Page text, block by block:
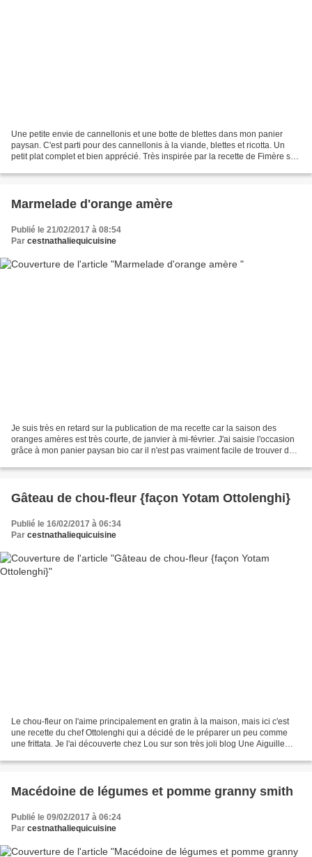
Une petite envie de cannellonis et une botte de blettes dans mon panier
paysan. C'est parti pour des cannellonis à la viande, blettes et ricotta. Un
petit plat complet et bien apprécié. Très inspirée par la recette de Fimère sur
Marmelade d'orange amère
Publié le 21/02/2017 à 08:54
Par cestnathaliequicuisine
Je suis très en retard sur la publication de ma recette car la saison des
oranges amères est très courte, de janvier à mi-février. J'ai saisie l'occasion
grâce à mon panier paysan bio car il n'est pas vraiment facile de trouver des
Gâteau de chou-fleur {façon Yotam Ottolenghi}
Publié le 16/02/2017 à 06:34
Par cestnathaliequicuisine
Le chou-fleur on l'aime principalement en gratin à la maison, mais ici c'est
une recette du chef Ottolenghi qui a décidé de le préparer un peu comme
une frittata. Je l'ai découverte chez Lou sur son très joli blog Une Aiguille
Macédoine de légumes et pomme granny smith
Publié le 09/02/2017 à 06:24
Par cestnathaliequicuisine